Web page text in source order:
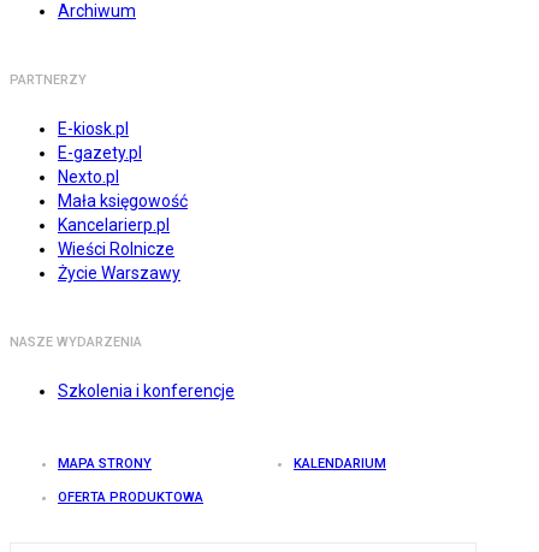
Archiwum
PARTNERZY
E-kiosk.pl
E-gazety.pl
Nexto.pl
Mała księgowość
Kancelarierp.pl
Wieści Rolnicze
Życie Warszawy
NASZE WYDARZENIA
Szkolenia i konferencje
MAPA STRONY KALENDARIUM
OFERTA PRODUKTOWA